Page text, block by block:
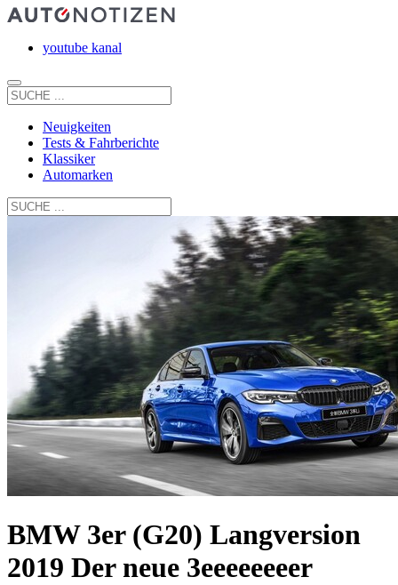
youtube kanal
Neuigkeiten
Tests & Fahrberichte
Klassiker
Automarken
BMW 3er (G20) Langversion
2019 Der neue 3eeeeeeeer